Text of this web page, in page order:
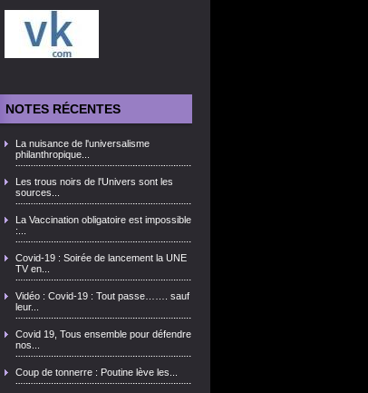
NOTES RÉCENTES
La nuisance de l'universalisme
philanthropique...
Les trous noirs de l'Univers sont les
sources...
La Vaccination obligatoire est impossible
:...
Covid-19 : Soirée de lancement la UNE
TV en...
Vidéo : Covid-19 : Tout passe……. sauf
leur...
Covid 19, Tous ensemble pour défendre
nos...
Coup de tonnerre : Poutine lève les...